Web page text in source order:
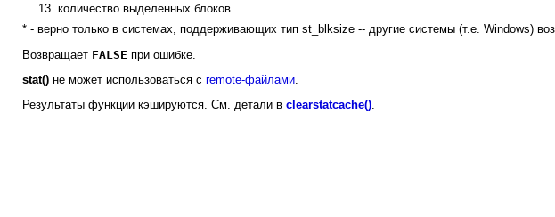
количество выделенных блоков
* - верно только в системах, поддерживающих тип st_blksize -- другие системы (т.е. Windows)
Возвращает FALSE при ошибке.
stat() не может использоваться с remote-файлами.
Результаты функции кэшируются. См. детали в clearstatcache().